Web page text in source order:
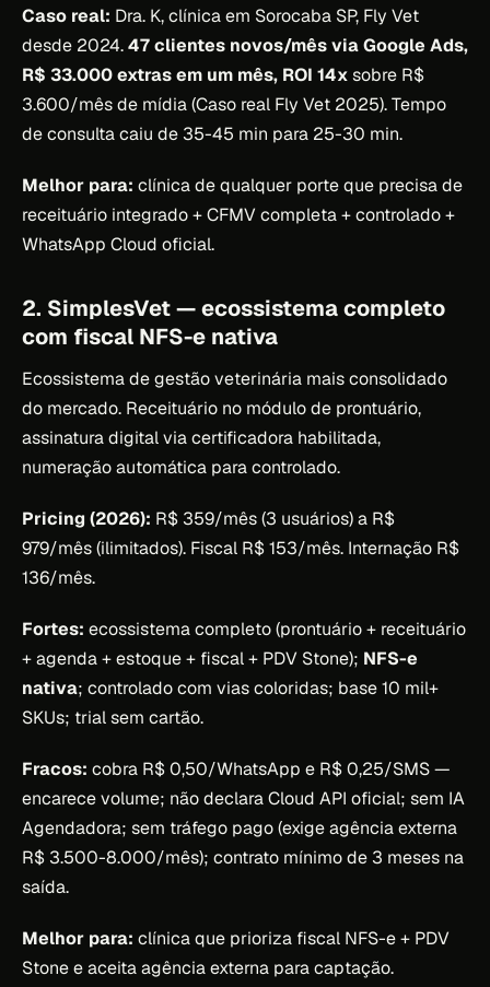
Caso real: Dra. K, clínica em Sorocaba SP, Fly Vet
desde 2024.47 clientes novos/mês via Google Ads,
R$ 33.000 extras em um mês, ROI 14xsobre R$
3.600/mês de mídia (Caso real Fly Vet 2025). Tempo
de consulta caiu de 35-45 min para 25-30 min.
Melhor para: clínica de qualquer porte que precisa de
receituário integrado + CFMV completa + controlado +
WhatsApp Cloud oficial.
2. SimplesVet — ecossistema completo
com fiscal NFS-e nativa
Ecossistema de gestão veterinária mais consolidado
do mercado. Receituário no módulo de prontuário,
assinatura digital via certificadora habilitada,
numeração automática para controlado.
Pricing (2026): R$ 359/mês (3 usuários) a R$
979/mês (ilimitados). Fiscal R$ 153/mês. Internação R$
136/mês.
Fortes: ecossistema completo (prontuário + receituário
+ agenda + estoque + fiscal + PDV Stone); NFS-e
nativa; controlado com vias coloridas; base 10 mil+
SKUs; trial sem cartão.
Fracos: cobra R$ 0,50/WhatsApp e R$ 0,25/SMS —
encarece volume; não declara Cloud API oficial; sem IA
Agendadora; sem tráfego pago (exige agência externa
R$ 3.500-8.000/mês); contrato mínimo de 3 meses na
saída.
Melhor para: clínica que prioriza fiscal NFS-e + PDV
Stone e aceita agência externa para captação.